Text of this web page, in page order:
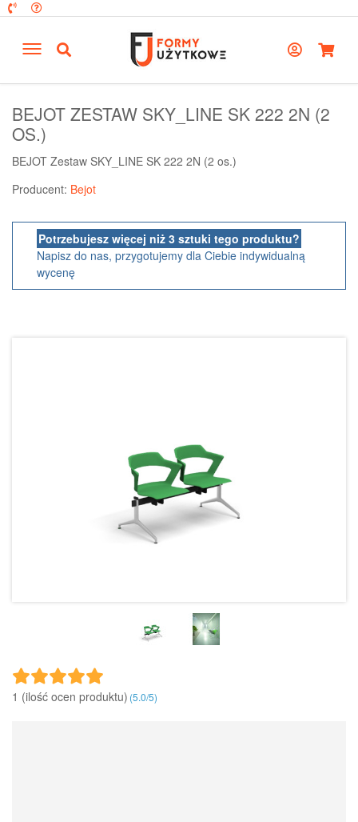
BEJOT ZESTAW SKY_LINE SK 222 2N (2
OS.)
BEJOT Zestaw SKY_LINE SK 222 2N (2 os.)
Producent: Bejot
Potrzebujesz więcej niż 3 sztuki tego produktu?
Napisz do nas, przygotujemy dla Ciebie indywidualną
wycenę
1 (ilość ocen produktu)‎(5.0/5)